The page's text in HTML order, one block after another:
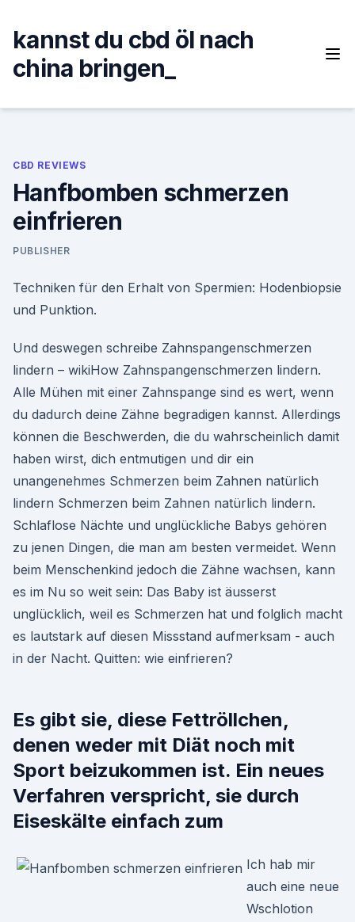
content
kannst du cbd öl nach
china bringen_
CBD REVIEWS
Hanfbomben schmerzen
einfrieren
PUBLISHER
Techniken für den Erhalt von Spermien: Hodenbiopsie
und Punktion.
Und deswegen schreibe Zahnspangenschmerzen
lindern – wikiHow Zahnspangenschmerzen lindern.
Alle Mühen mit einer Zahnspange sind es wert, wenn
du dadurch deine Zähne begradigen kannst. Allerdings
können die Beschwerden, die du wahrscheinlich damit
haben wirst, dich entmutigen und dir ein
unangenehmes Schmerzen beim Zahnen natürlich
lindern Schmerzen beim Zahnen natürlich lindern.
Schlaflose Nächte und unglückliche Babys gehören
zu jenen Dingen, die man am besten vermeidet. Wenn
beim Menschenkind jedoch die Zähne wachsen, kann
es im Nu so weit sein: Das Baby ist äusserst
unglücklich, weil es Schmerzen hat und folglich macht
es lautstark auf diesen Missstand aufmerksam - auch
in der Nacht. Quitten: wie einfrieren?
Es gibt sie, diese Fettröllchen,
denen weder mit Diät noch mit
Sport beizukommen ist. Ein neues
Verfahren verspricht, sie durch
Eiseskälte einfach zum
Ich hab mir
auch eine neue
Wschlotion